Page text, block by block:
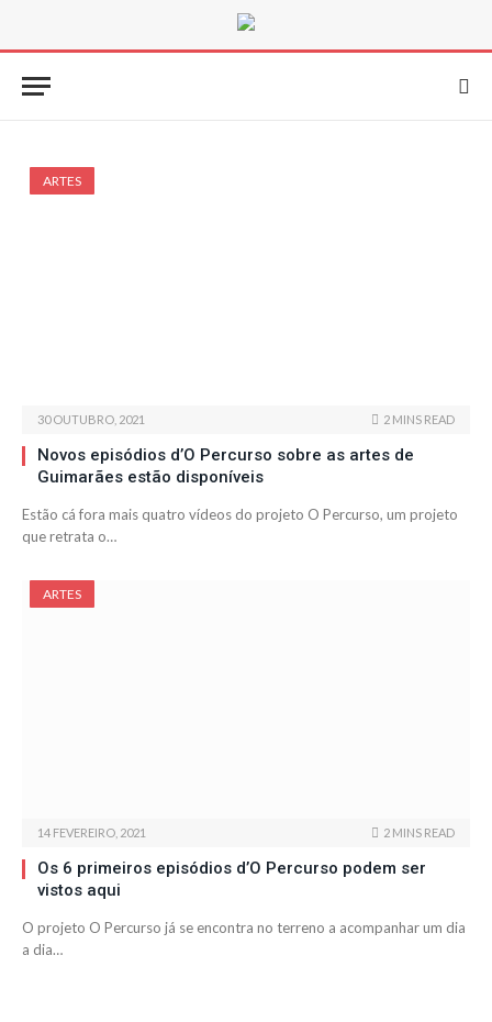
ARTES
30 OUTUBRO, 2021 2 MINS READ
Novos episódios d’O Percurso sobre as artes de
Guimarães estão disponíveis
Estão cá fora mais quatro vídeos do projeto O Percurso, um projeto
que retrata o…
ARTES
14 FEVEREIRO, 2021 2 MINS READ
Os 6 primeiros episódios d’O Percurso podem ser
vistos aqui
O projeto O Percurso já se encontra no terreno a acompanhar um dia
a dia…